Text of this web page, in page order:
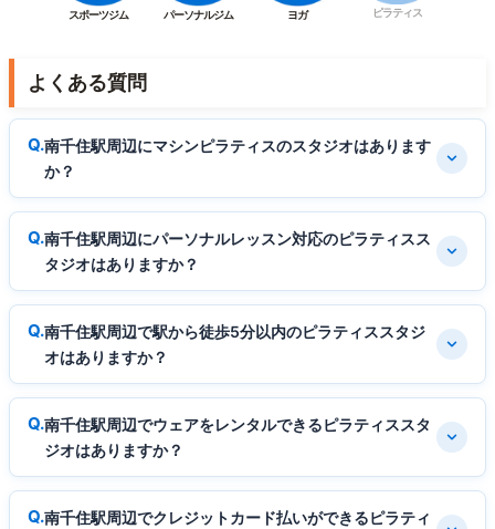
スポーツジム パーソナルジム ヨガ ピラティス
よくある質問
南千住駅周辺にマシンピラティスのスタジオはあります
か？
南千住駅周辺にパーソナルレッスン対応のピラティスス
タジオはありますか？
南千住駅周辺で駅から徒歩5分以内のピラティススタジ
オはありますか？
南千住駅周辺でウェアをレンタルできるピラティススタ
ジオはありますか？
南千住駅周辺でクレジットカード払いができるピラティ